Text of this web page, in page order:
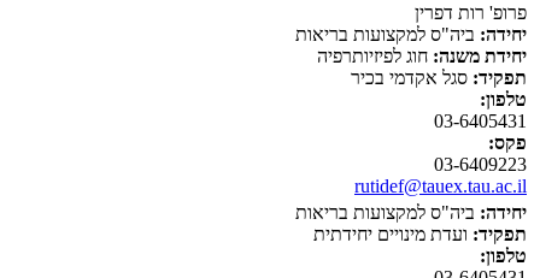
פרופ' רות דפרין
יחידה: ביה"ס למקצועות בריאות
יחידת משנה: חוג לפיזיותרפיה
תפקיד: סגל אקדמי בכיר
טלפון:
03-6405431
פקס:
03-6409223
rutidef@tauex.tau.ac.il
יחידה: ביה"ס למקצועות בריאות
תפקיד: ועדת מינויים יחידתית
טלפון: